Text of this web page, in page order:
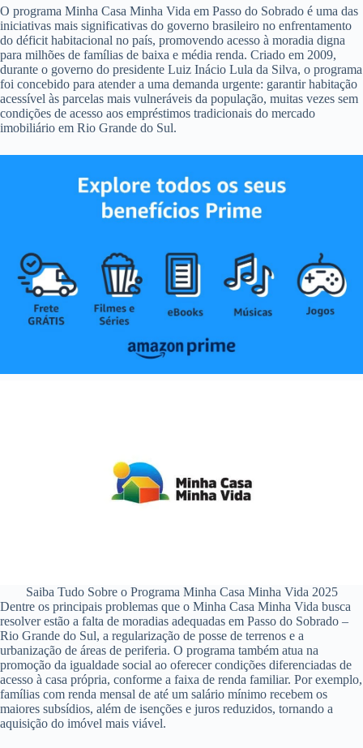
O programa Minha Casa Minha Vida em Passo do Sobrado é uma das
iniciativas mais significativas do governo brasileiro no enfrentamento
do déficit habitacional no país, promovendo acesso à moradia digna
para milhões de famílias de baixa e média renda. Criado em 2009,
durante o governo do presidente Luiz Inácio Lula da Silva, o programa
foi concebido para atender a uma demanda urgente: garantir habitação
acessível às parcelas mais vulneráveis da população, muitas vezes sem
condições de acesso aos empréstimos tradicionais do mercado
imobiliário em Rio Grande do Sul.
Saiba Tudo Sobre o Programa Minha Casa Minha Vida 2025
Dentre os principais problemas que o Minha Casa Minha Vida busca
resolver estão a falta de moradias adequadas em Passo do Sobrado –
Rio Grande do Sul, a regularização de posse de terrenos e a
urbanização de áreas de periferia. O programa também atua na
promoção da igualdade social ao oferecer condições diferenciadas de
acesso à casa própria, conforme a faixa de renda familiar. Por exemplo,
famílias com renda mensal de até um salário mínimo recebem os
maiores subsídios, além de isenções e juros reduzidos, tornando a
aquisição do imóvel mais viável.